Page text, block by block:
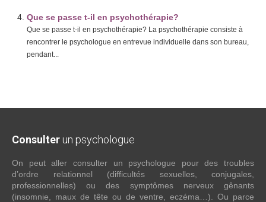
Que se passe t-il en psychothérapie?
Que se passe t-il en psychothérapie? La psychothérapie consiste à
rencontrer le psychologue en entrevue individuelle dans son bureau,
pendant...
Consulter un psychologue
On peut aller consulter un psychologue pour des troubles
d’ordre relationnel (difficultés sexuelles, conjugales,
professionnelles) ou des symptômes nerveux gênants
(insomnie, maux de tête ou de ventre, eczéma…). Ou parce